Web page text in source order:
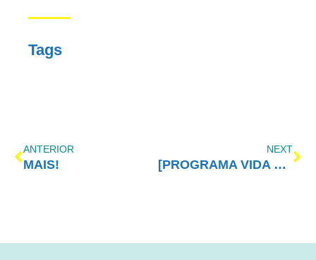
Tags
ANTERIOR
MAIS!
NEXT
[PROGRAMA VIDA MELHOR – REDEVIDA] – 13/06/2016